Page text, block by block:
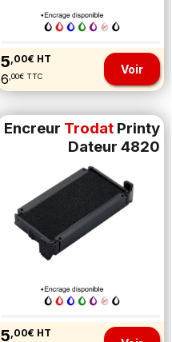
5 ,00€ HT
6 ,00€ TTC Voir
Encreur Trodat Printy
Dateur 4820
5 ,00€ HT